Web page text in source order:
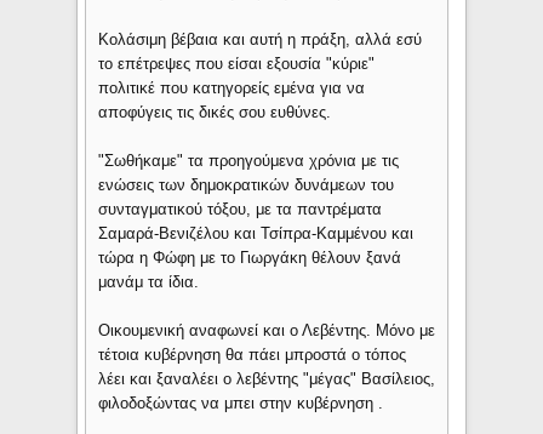
Κολάσιμη βέβαια και αυτή η πράξη, αλλά εσύ
το επέτρεψες που είσαι εξουσία "κύριε"
πολιτικέ που κατηγορείς εμένα για να
αποφύγεις τις δικές σου ευθύνες.
"Σωθήκαμε" τα προηγούμενα χρόνια με τις
ενώσεις των δημοκρατικών δυνάμεων του
συνταγματικού τόξου, με τα παντρέματα
Σαμαρά-Βενιζέλου και Τσίπρα-Καμμένου και
τώρα η Φώφη με το Γιωργάκη θέλουν ξανά
μανάμ τα ίδια.
Οικουμενική αναφωνεί και ο Λεβέντης. Μόνο με
τέτοια κυβέρνηση θα πάει μπροστά ο τόπος
λέει και ξαναλέει ο λεβέντης "μέγας" Βασίλειος,
φιλοδοξώντας να μπει στην κυβέρνηση .